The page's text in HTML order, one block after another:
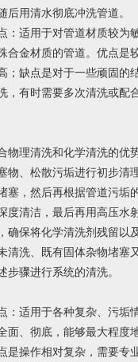
后用清水彻底冲洗管道。
：适用于对管道材质较为
合金材质的管道。优点是
；缺点是对于一些顽固的
，有时需要多次清洗或配
物理清洗和化学清洗的优
物、松散污垢进行初步清
塞，然后再根据管道污垢
度清洁，最后再用高压水
确保将化学清洗剂残留以
清洗、既有固体杂物堵塞
步骤进行系统的清洗。
：适用于各种复杂、污垢
面、彻底，能够最大程度
是操作相对复杂，需要专